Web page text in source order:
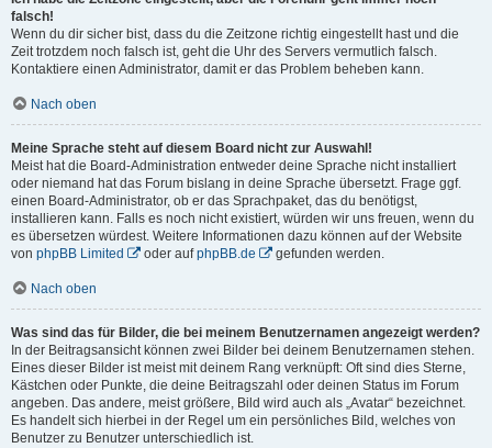
falsch!
Wenn du dir sicher bist, dass du die Zeitzone richtig eingestellt hast und die
Zeit trotzdem noch falsch ist, geht die Uhr des Servers vermutlich falsch.
Kontaktiere einen Administrator, damit er das Problem beheben kann.
Nach oben
Meine Sprache steht auf diesem Board nicht zur Auswahl!
Meist hat die Board-Administration entweder deine Sprache nicht installiert
oder niemand hat das Forum bislang in deine Sprache übersetzt. Frage ggf.
einen Board-Administrator, ob er das Sprachpaket, das du benötigst,
installieren kann. Falls es noch nicht existiert, würden wir uns freuen, wenn du
es übersetzen würdest. Weitere Informationen dazu können auf der Website
von phpBB Limited oder aufphpBB.de gefunden werden.
Nach oben
Was sind das für Bilder, die bei meinem Benutzernamen angezeigt werden?
In der Beitragsansicht können zwei Bilder bei deinem Benutzernamen stehen.
Eines dieser Bilder ist meist mit deinem Rang verknüpft: Oft sind dies Sterne,
Kästchen oder Punkte, die deine Beitragszahl oder deinen Status im Forum
angeben. Das andere, meist größere, Bild wird auch als „Avatar“ bezeichnet.
Es handelt sich hierbei in der Regel um ein persönliches Bild, welches von
Benutzer zu Benutzer unterschiedlich ist.